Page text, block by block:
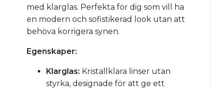
med klarglas. Perfekta för dig som vill ha
en modern och sofistikerad look utan att
behöva korrigera synen.
Egenskaper:
Klarglas: Kristallklara linser utan
styrka, designade för att ge ett